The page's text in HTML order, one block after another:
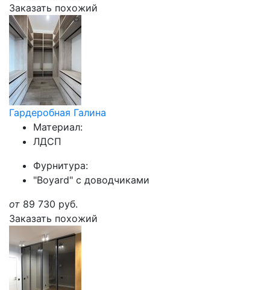
Заказать похожий
Гардеробная Галина
Материал:
ЛДСП
Фурнитура:
"Boyard" с доводчиками
от 89 730 руб.
Заказать похожий